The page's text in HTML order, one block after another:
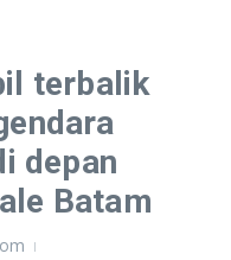
terbalik
depan
Batam